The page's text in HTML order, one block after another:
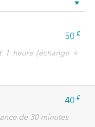
50 €
1 heure (échange +
40 €
de 30 minutes